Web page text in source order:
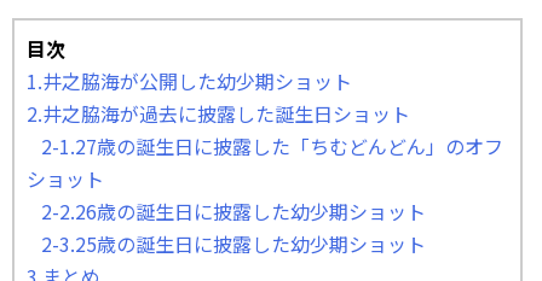
目次
1.井之脇海が公開した幼少期ショット
2.井之脇海が過去に披露した誕生日ショット
2-1.27歳の誕生日に披露した「ちむどんどん」のオフ
ショット
2-2.26歳の誕生日に披露した幼少期ショット
2-3.25歳の誕生日に披露した幼少期ショット